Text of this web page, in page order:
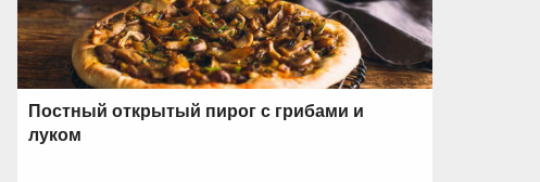
Постный открытый пирог с грибами и
луком